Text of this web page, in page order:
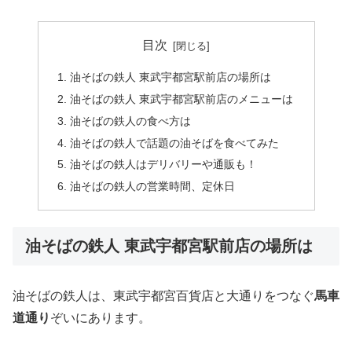
目次
油そばの鉄人 東武宇都宮駅前店の場所は
油そばの鉄人 東武宇都宮駅前店のメニューは
油そばの鉄人の食べ方は
油そばの鉄人で話題の油そばを食べてみた
油そばの鉄人はデリバリーや通販も！
油そばの鉄人の営業時間、定休日
油そばの鉄人 東武宇都宮駅前店の場所は
油そばの鉄人は、東武宇都宮百貨店と大通りをつなぐ馬車
道通り ぞいにあります。